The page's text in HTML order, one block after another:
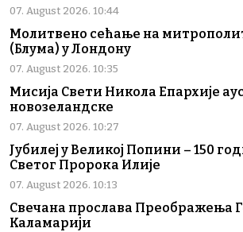
07. August 2026. 10:44
Молитвено сећање на
(Блума) у Лондону
07. August 2026. 10:35
Мисија Свети Никола Епархије
новозеландске
07. August 2026. 10:27
Јубилеј у Великој Попини – 150
Светог Пророка Илије
07. August 2026. 10:13
Свечана прослава Преображења
Каламарији